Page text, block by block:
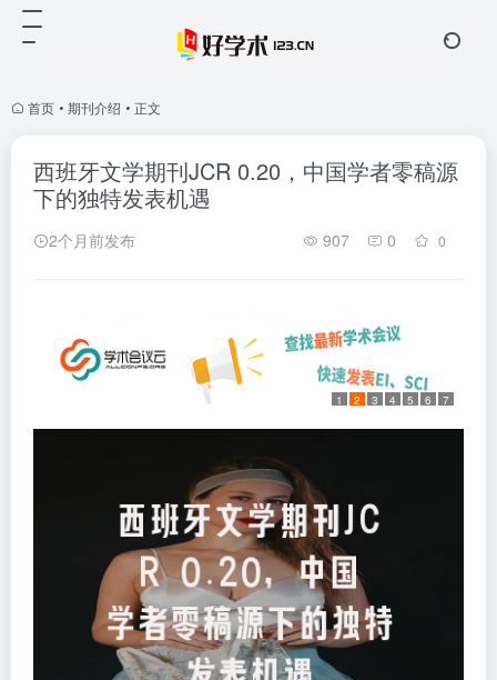
首页 • 期刊介绍 • 正文
西班牙文学期刊JCR 0.20，中国学者零稿源
下的独特发表机遇
2个月前发布 907 0 0
1 2 3 4 5 6 7